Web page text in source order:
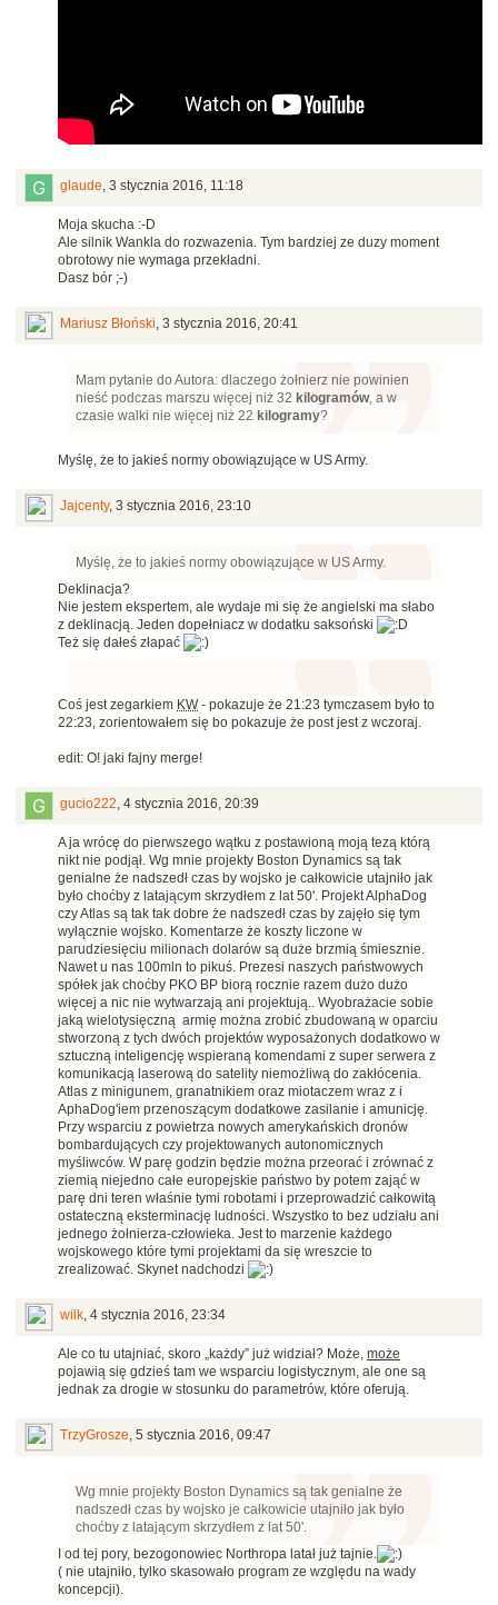
glaude, 3 stycznia 2016, 11:18
Moja skucha :-D
Ale silnik Wankla do rozwazenia. Tym bardziej ze duzy moment
obrotowy nie wymaga przekładni.
Dasz bór ;-)
Mariusz Błoński, 3 stycznia 2016, 20:41
Mam pytanie do Autora: dlaczego żołnierz nie powinien
nieść podczas marszu więcej niż 32 kilogramów, a w
czasie walki nie więcej niż 22 kilogramy?
Myślę, że to jakieś normy obowiązujące w US Army.
Jajcenty, 3 stycznia 2016, 23:10
Myślę, że to jakieś normy obowiązujące w US Army.
Deklinacja?
Nie jestem ekspertem, ale wydaje mi się że angielski ma słabo
z deklinacją. Jeden dopełniacz w dodatku saksoński
Też się dałeś złapać
Coś jest zegarkiem KW- pokazuje że 21:23 tymczasem było to
22:23, zorientowałem się bo pokazuje że post jest z wczoraj.
edit: O! jaki fajny merge!
gucio222, 4 stycznia 2016, 20:39
A ja wrócę do pierwszego wątku z postawioną moją tezą którą
nikt nie podjął. Wg mnie projekty Boston Dynamics są tak
genialne że nadszedł czas by wojsko je całkowicie utajniło jak
było choćby z latającym skrzydłem z lat 50'. Projekt AlphaDog
czy Atlas są tak tak dobre że nadszedł czas by zajęło się tym
wyłącznie wojsko. Komentarze że koszty liczone w
parudziesięciu milionach dolarów są duże brzmią śmiesznie.
Nawet u nas 100mln to pikuś. Prezesi naszych państwowych
spółek jak choćby PKO BP biorą rocznie razem dużo dużo
więcej a nic nie wytwarzają ani projektują.. Wyobrażacie sobie
jaką wielotysięczną armię można zrobić zbudowaną w oparciu
stworzoną z tych dwóch projektów wyposażonych dodatkowo w
sztuczną inteligencję wspieraną komendami z super serwera z
komunikacją laserową do satelity niemożliwą do zakłócenia.
Atlas z minigunem, granatnikiem oraz miotaczem wraz z i
AphaDog'iem przenoszącym dodatkowe zasilanie i amunicję.
Przy wsparciu z powietrza nowych amerykańskich dronów
bombardujących czy projektowanych autonomicznych
myśliwców. W parę godzin będzie można przeorać i zrównać z
ziemią niejedno całe europejskie państwo by potem zająć w
parę dni teren właśnie tymi robotami i przeprowadzić całkowitą
ostateczną eksterminację ludności. Wszystko to bez udziału ani
jednego żołnierza-człowieka. Jest to marzenie każdego
wojskowego które tymi projektami da się wreszcie to
zrealizować. Skynet nadchodzi
wilk, 4 stycznia 2016, 23:34
Ale co tu utajniać, skoro „każdy” już widział? Może, może
pojawią się gdzieś tam we wsparciu logistycznym, ale one są
jednak za drogie w stosunku do parametrów, które oferują.
TrzyGrosze, 5 stycznia 2016, 09:47
Wg mnie projekty Boston Dynamics są tak genialne że
nadszedł czas by wojsko je całkowicie utajniło jak było
choćby z latającym skrzydłem z lat 50'.
I od tej pory, bezogonowiec Northropa latał już tajnie.
( nie utajniło, tylko skasowało program ze względu na wady
koncepcji).